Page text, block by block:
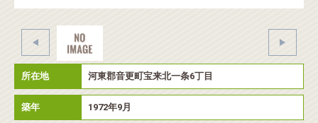
所在地 河東郡音更町宝来北一条6丁目
築年 1972年9月